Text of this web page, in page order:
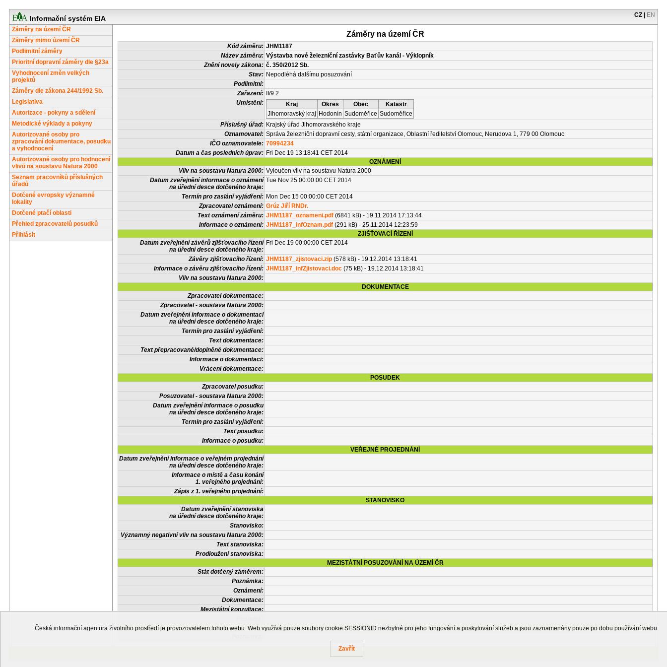
Informační systém EIA CZ EN
Záměry na území ČR
Záměry mimo území ČR
Podlimitní záměry
Prioritní dopravní záměry dle §23a
Vyhodnocení změn velkých
projektů
Záměry dle zákona 244/1992 Sb.
Legislativa
Autorizace - pokyny a sdělení
Metodické výklady a pokyny
Autorizované osoby pro
zpracování dokumentace, posudku
a vyhodnocení
Autorizované osoby pro hodnocení
vlivů na soustavu Natura 2000
Seznam pracovníků příslušných
úřadů
Dotčené evropsky významné
lokality
Dotčené ptačí oblasti
Přehled zpracovatelů posudků
Přihlásit
Záměry na území ČR
Kód záměru: JHM1187
Název záměru: Výstavba nové železniční zastávky Baťův kanál - Výklopník
Znění novely zákona: č. 350/2012 Sb.
Stav: Nepodléhá dalšímu posuzování
Podlimitní:
Zařazení:
II/9.2
Umístění:
Kraj Okres Obec
Katastr
Jihomoravský kraj Hodonín Sudoměřice Sudoměřice
Příslušný úřad: Krajský úřad Jihomoravského kraje
Oznamovatel: Správa železniční dopravní cesty, státní organizace, Oblastní ředitelství Olomouc, Nerudova 1, 779 00 Olomouc
IČO oznamovatele: 70994234
Datum a čas posledních úprav: Fri Dec 19 13:18:41 CET 2014
OZNÁMENÍ
Vliv na soustavu Natura 2000: Vyloučen vliv na soustavu Natura 2000
Datum zveřejnění informace o oznámení
na úřední desce dotčeného kraje:
Tue Nov 25 00:00:00 CET 2014
Termín pro zaslání vyjádření: Mon Dec 15 00:00:00 CET 2014
Zpracovatel oznámení: Grúz Jiří RNDr.
Text oznámení záměru: JHM1187_oznameni.pdf (6841 kB) - 19.11.2014 17:13:44
Informace o oznámení: JHM1187_infOznam.pdf (291 kB) - 25.11.2014 12:23:59
ZJIŠŤOVACÍ ŘÍZENÍ
Datum zveřejnění závěrů zjišťovacího řízení
na úřední desce dotčeného kraje:
Fri Dec 19 00:00:00 CET 2014
Závěry zjišťovacího řízení: JHM1187_zjistovaci.zip (578 kB) - 19.12.2014 13:18:41
Informace o závěru zjišťovacího řízení: JHM1187_infZjistovaci.doc (75 kB) - 19.12.2014 13:18:41
Vliv na soustavu Natura 2000:
DOKUMENTACE
Zpracovatel dokumentace:
Zpracovatel - soustava Natura 2000:
Datum zveřejnění informace o dokumentaci
na úřední desce dotčeného kraje:
Termín pro zaslání vyjádření:
Text dokumentace:
Text přepracované/doplněné dokumentace:
Informace o dokumentaci:
Vrácení dokumentace:
POSUDEK
Zpracovatel posudku:
Posuzovatel - soustava Natura 2000:
Datum zveřejnění informace o posudku
na úřední desce dotčeného kraje:
Termín pro zaslání vyjádření:
Text posudku:
Informace o posudku:
VEŘEJNÉ PROJEDNÁNÍ
Datum zveřejnění informace o veřejném projednání
na úřední desce dotčeného kraje:
Informace o místě a času konání
1. veřejného projednání:
Zápis z 1. veřejného projednání:
STANOVISKO
Datum zveřejnění stanoviska
na úřední desce dotčeného kraje:
Stanovisko:
Významný negativní vliv na soustavu Natura 2000:
Text stanoviska:
Prodloužení stanoviska:
MEZISTÁTNÍ POSUZOVÁNÍ NA ÚZEMÍ ČR
Stát dotčený záměrem:
Poznámka:
Oznámení:
Dokumentace:
Mezistátní konzultace:
OSTATNÍ INFORMACE
Česká informační agentura životního prostředí
Česká informační agentura životního prostředí je provozovatelem tohoto webu. Web využívá pouze soubory cookie SESSIONID nezbytné pro jeho fungování a poskytování služeb a jsou zaznamenány pouze po dobu používání webu.
Zavřít